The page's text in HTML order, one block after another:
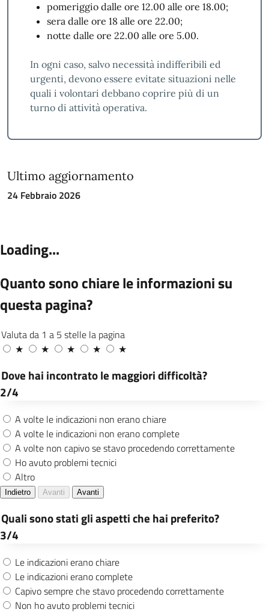
pomeriggio dalle ore 12.00 alle ore 18.00;
sera dalle ore 18 alle ore 22.00;
notte dalle ore 22.00 alle ore 5.00.
In ogni caso, salvo necessità indifferibili ed
urgenti, devono essere evitate situazioni nelle
quali i volontari debbano coprire più di un
turno di attività operativa.
Ultimo aggiornamento
24 Febbraio 2026